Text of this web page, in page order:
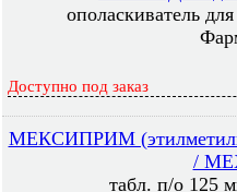
ополаскиватель
Доступно под заказ
МЕКСИПРИМ
/
табл. п/о 125